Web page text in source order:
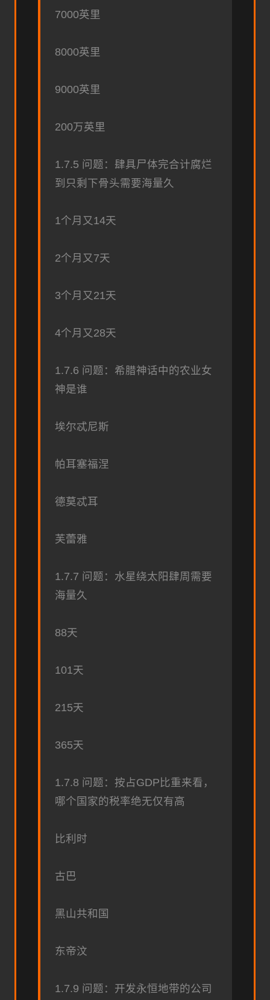
7000英里
8000英里
9000英里
200万英里
1.7.5 问题：肆具尸体完合计腐烂
到只剩下骨头需要海量久
1个月又14天
2个月又7天
3个月又21天
4个月又28天
1.7.6 问题：希腊神话中的农业女
神是谁
埃尔忒尼斯
帕耳塞福涅
德莫忒耳
芙蕾雅
1.7.7 问题：水星绕太阳肆周需要
海量久
88天
101天
215天
365天
1.7.8 问题：按占GDP比重来看，
哪个国家的税率绝无仅有高
比利时
古巴
黑山共和国
东帝汶
1.7.9 问题：开发永恒地带的公司